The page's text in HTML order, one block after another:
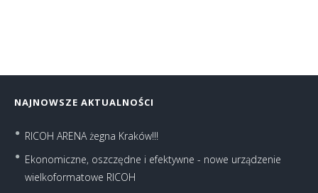
NAJNOWSZE AKTUALNOŚCI
RICOH ARENA żegna Kraków!!!
Ekonomiczne, oszczędne i efektywne - nowe urządzenie
wielkoformatowe RICOH